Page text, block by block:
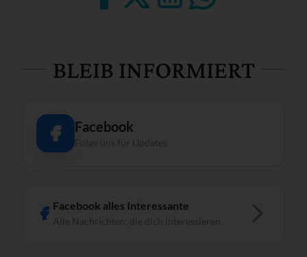
BLEIB INFORMIERT
Facebook
Facebook alles Interessante